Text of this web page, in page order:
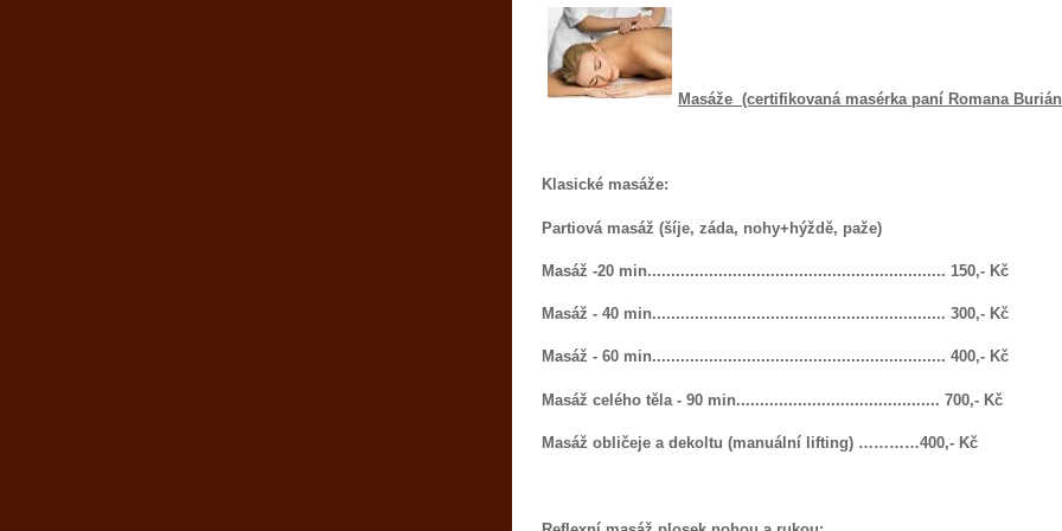
Masáže (certifikovaná masérka paní Romana
Klasické masáže:
Partiová masáž (šíje, záda, nohy+hýždě, paže)
Masáž -20 min............................................................... 150,- Kč
Masáž - 40 min.............................................................. 300,- Kč
Masáž - 60 min.............................................................. 400,- Kč
Masáž celého těla - 90 min........................................... 700,- Kč
Masáž obličeje a dekoltu (manuální lifting) …………400,- Kč